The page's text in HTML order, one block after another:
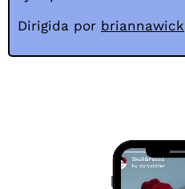
Dirigida por briannawick